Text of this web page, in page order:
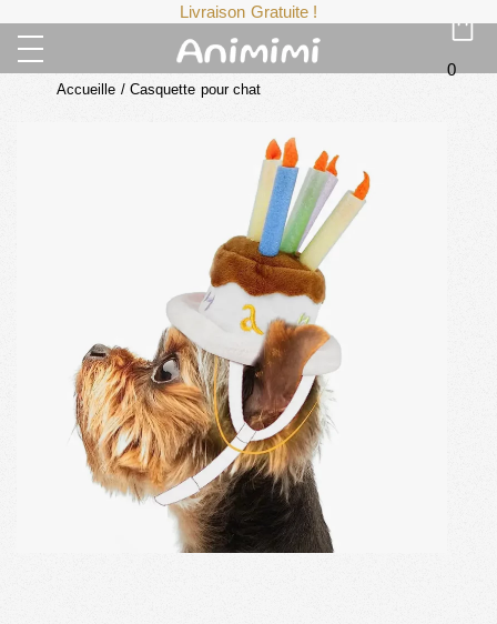
Livraison Gratuite !
0
Accueille / Casquette pour chat